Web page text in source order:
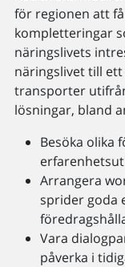
för regionen att
kompletteringar
näringslivets
näringslivet till
transporter
lösningar, bland
Besöka olika
Arrangera
sprider goda
Vara
påverka i